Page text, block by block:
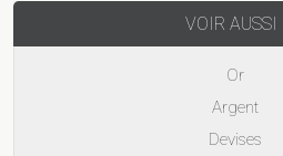
VOIR AUSSI ...
Or
Argent
Devises